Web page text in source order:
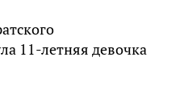
11-летняя девочка